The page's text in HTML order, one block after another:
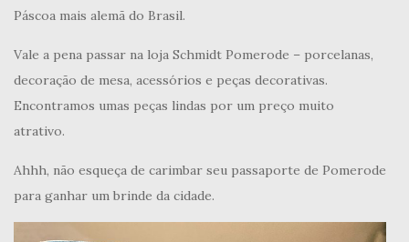
Páscoa mais alemã do Brasil.
Vale a pena passar na loja Schmidt Pomerode – porcelanas,
decoração de mesa, acessórios e peças decorativas.
Encontramos umas peças lindas por um preço muito
atrativo.
Ahhh, não esqueça de carimbar seu passaporte de Pomerode
para ganhar um brinde da cidade.